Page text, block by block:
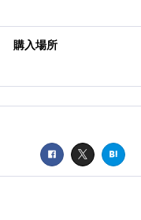
購入場所